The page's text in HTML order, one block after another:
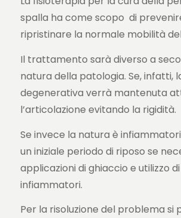
spalla ha come scopo di
ripristinare la normale mobilità
Il trattamento sarà diverso a
natura della patologia. Se, infatti,
degenerativa verrà mantenuta
l’articolazione evitando la rigidità.
Se invece la natura è
un iniziale periodo di riposo se
applicazioni di ghiaccio e utilizzo
infiammatori.
Per la risoluzione del problema si